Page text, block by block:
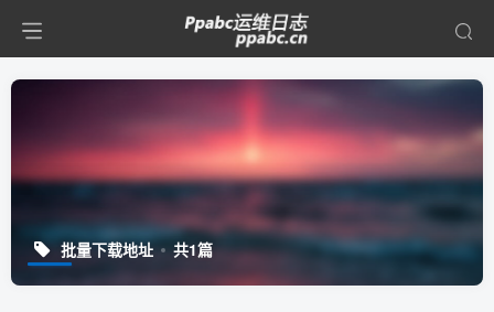
批量下载地址 共1篇